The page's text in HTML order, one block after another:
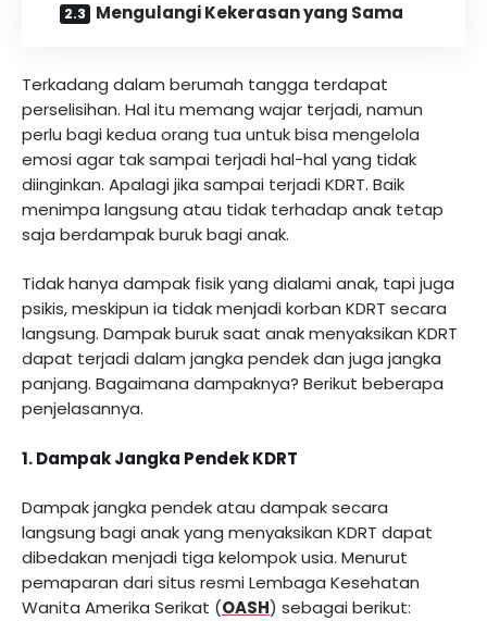
Mengulangi Kekerasan yang Sama
Terkadang dalam berumah tangga terdapat
perselisihan. Hal itu memang wajar terjadi, namun
perlu bagi kedua orang tua untuk bisa mengelola
emosi agar tak sampai terjadi hal-hal yang tidak
diinginkan. Apalagi jika sampai terjadi KDRT. Baik
menimpa langsung atau tidak terhadap anak tetap
saja berdampak buruk bagi anak.
Tidak hanya dampak fisik yang dialami anak, tapi juga
psikis, meskipun ia tidak menjadi korban KDRT secara
langsung. Dampak buruk saat anak menyaksikan KDRT
dapat terjadi dalam jangka pendek dan juga jangka
panjang. Bagaimana dampaknya? Berikut beberapa
penjelasannya.
1. Dampak Jangka Pendek KDRT
Dampak jangka pendek atau dampak secara
langsung bagi anak yang menyaksikan KDRT dapat
dibedakan menjadi tiga kelompok usia. Menurut
pemaparan dari situs resmi Lembaga Kesehatan
Wanita Amerika Serikat (OASH) sebagai berikut: